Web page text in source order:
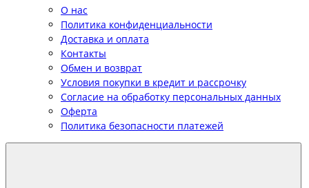
О нас
Политика конфиденциальности
Доставка и оплата
Контакты
Обмен и возврат
Условия покупки в кредит и рассрочку
Согласие на обработку персональных данных
Оферта
Политика безопасности платежей